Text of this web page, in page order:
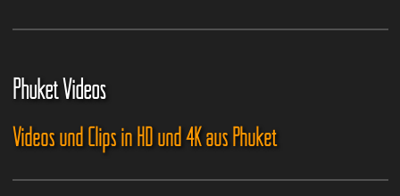
Phuket Videos
Videos und Clips in HD und 4K aus Phuket